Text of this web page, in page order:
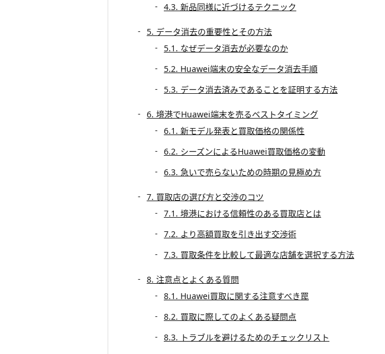
4.3. 新品同様に近づけるテクニック
5. データ消去の重要性とその方法
5.1. なぜデータ消去が必要なのか
5.2. Huawei端末の安全なデータ消去手順
5.3. データ消去済みであることを証明する方法
6. 境港でHuawei端末を売るベストタイミング
6.1. 新モデル発表と買取価格の関係性
6.2. シーズンによるHuawei買取価格の変動
6.3. 急いで売らないための時期の見極め方
7. 買取店の選び方と交渉のコツ
7.1. 境港における信頼性のある買取店とは
7.2. より高額買取を引き出す交渉術
7.3. 買取条件を比較して最適な店舗を選択する方法
8. 注意点とよくある質問
8.1. Huawei買取に関する注意すべき罠
8.2. 買取に際してのよくある疑問点
8.3. トラブルを避けるためのチェックリスト